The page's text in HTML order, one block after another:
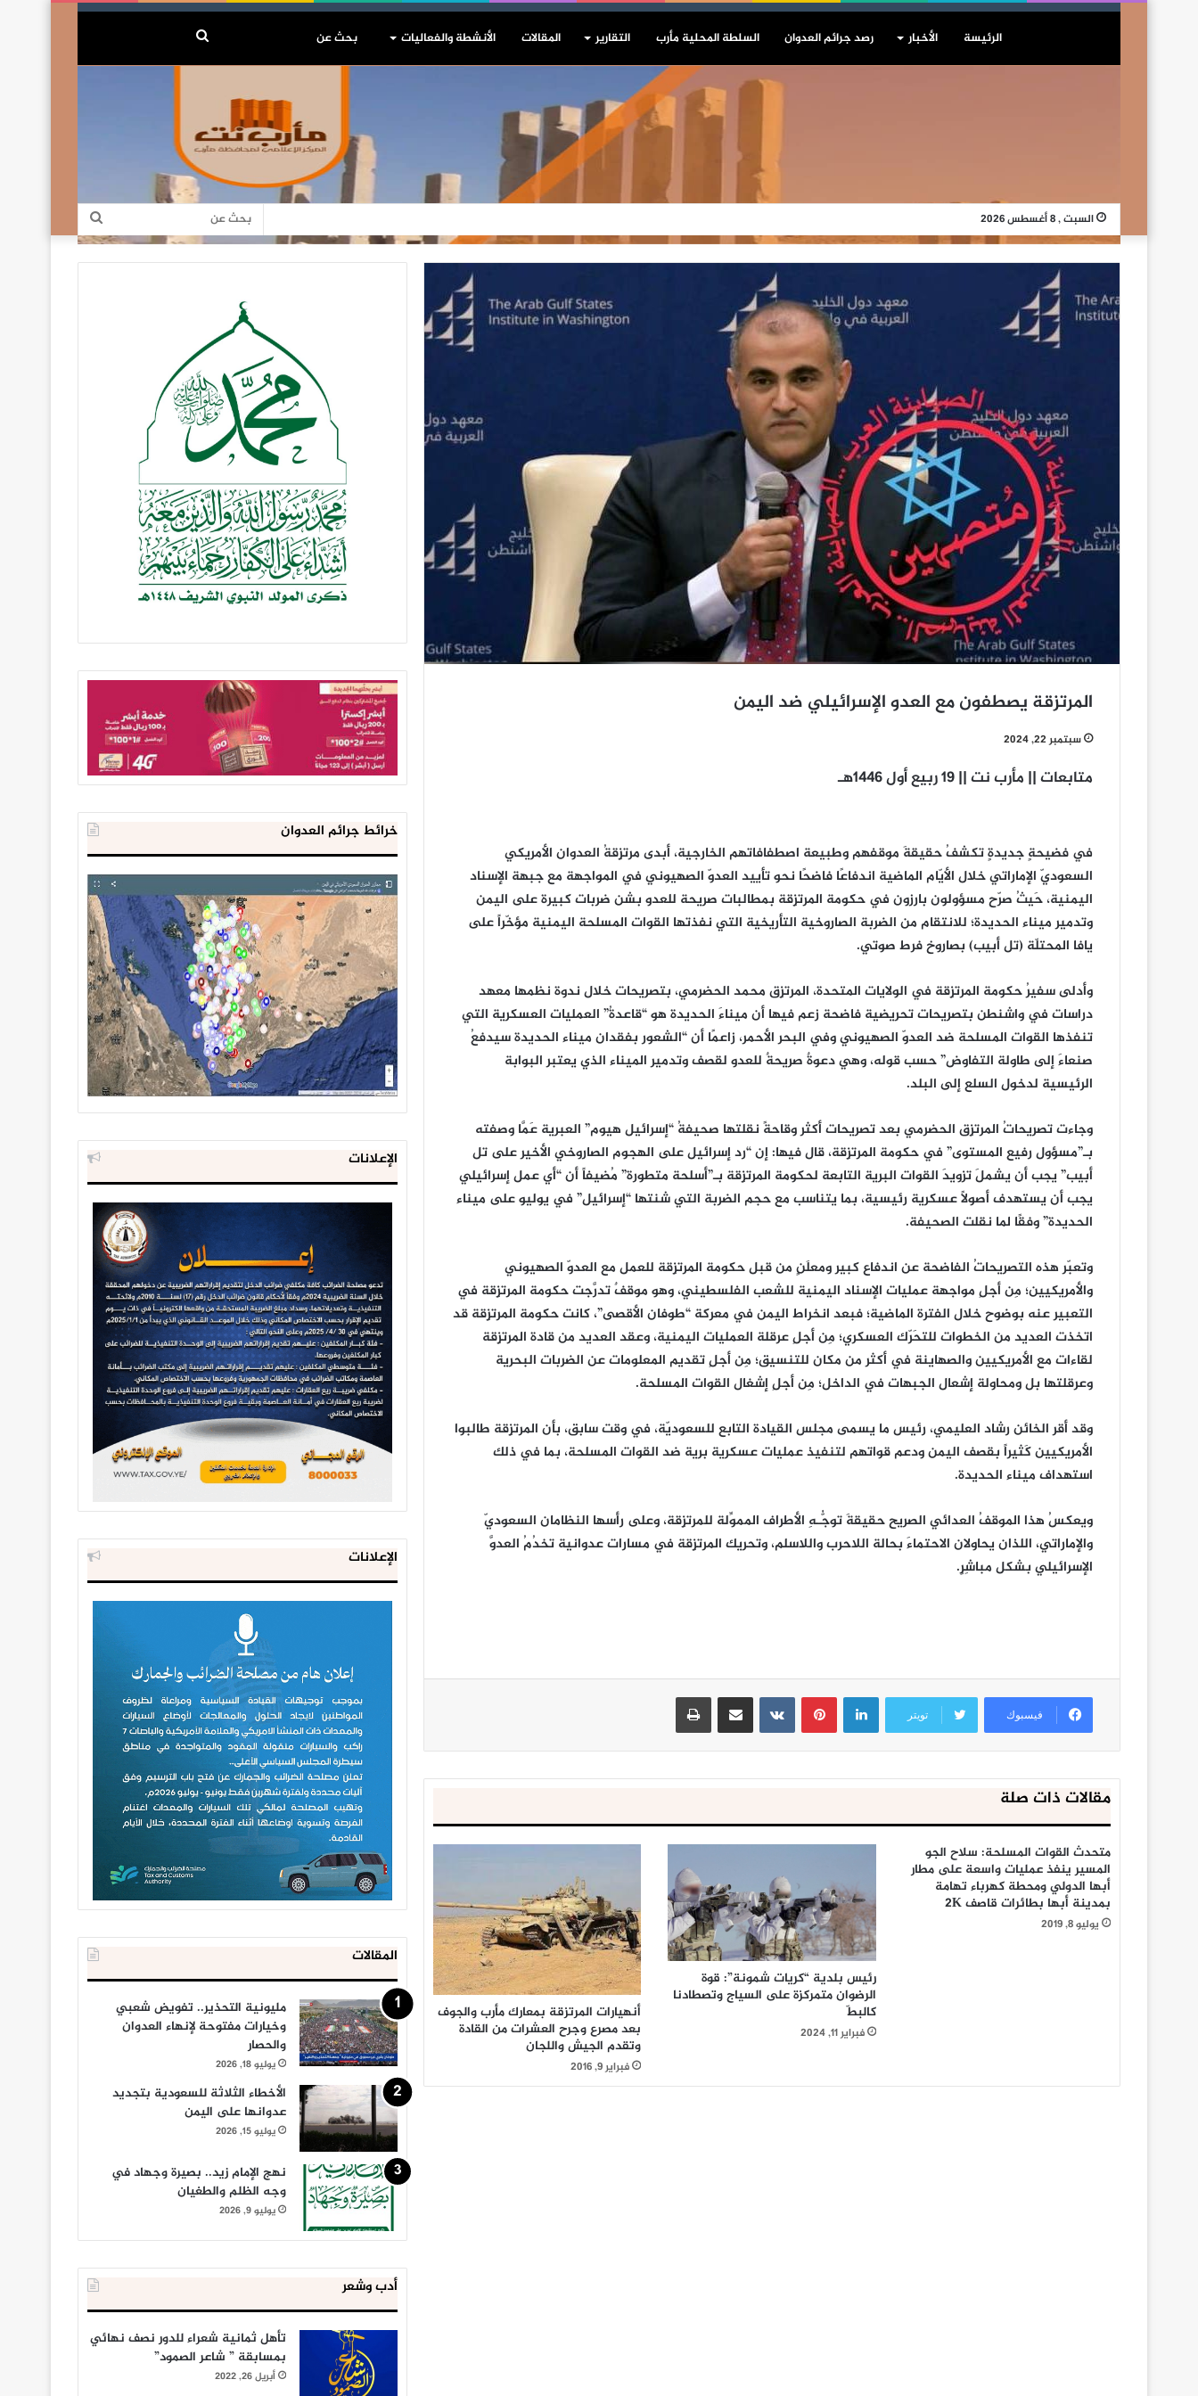
الرئيسة الأخبار رصد جرائم العدوان السلطة المحلية مأرب التقارير المقالات الأنشطة والفعاليات بحث
السبت , 8 أغسطس 2026
بحث
عن
المرتزقة يصطفون مع العدو الإسرائيلي ضد اليمن
سبتمبر 22, 2024
متابعات || مأرب نت || 19 ربيع أول 1446ه‍ـ
في فضيحةٍ جديدةٍ تكشفُ حقيقةَ موقفهم وطبيعة اصطفافاتهم الخارجية، أبدى مرتزِقةُ العدوان الأمريكي
السعوديّ الإماراتي خلال الأيّام الماضية اندفاعًا فاضحًا نحو تأييد العدوّ الصهيوني في المواجهة مع جبهة الإسناد
اليمنية، حَيثُ صرّح مسؤولون بارزون في حكومة المرتزِقة بمطالبات صريحة للعدو بشن ضربات كبيرة على اليمن
وتدمير ميناء الحديدة؛ للانتقام من الضربة الصاروخية التأريخية التي نفذتها القوات المسلحة اليمنية مؤخّراً على
يافا المحتلّة (تل أبيب) بصاروخ فرط صوتي.
وأدلى سفيرُ حكومة المرتزِقة في الولايات المتحدة، المرتزِق محمد الحضرمي، بتصريحات خلال ندوة نظمها معهد
دراسات في واشنطن بتصريحات تحريضية فاضحة زعم فيها أن ميناءَ الحديدة هو “قاعدةُ” العمليات العسكرية التي
تنفذها القوات المسلحة ضد العدوّ الصهيوني وفي البحر الأحمر، زاعمًا أن “الشعور بفقدان ميناء الحديدة سيدفعُ
صنعاءَ إلى طاولة التفاوض” حسب قوله، وهي دعوةٌ صريحةٌ للعدو لقصف وتدمير الميناء الذي يعتبر البوابة
الرئيسية لدخول السلع إلى البلد.
وجاءت تصريحاتُ المرتزِق الحضرمي بعد تصريحات أكثر وقاحةً نقلتها صحيفةُ “إسرائيل هيوم” العبرية عَمَّا وصفته
بـ”مسؤول رفيع المستوى” في حكومة المرتزِقة، قال فيها: إن “رد إسرائيل على الهجوم الصاروخي الأخير على تل
أبيب” يجب أن يشملَ تزويدَ القوات البرية التابعة لحكومة المرتزِقة بـ”أسلحة متطورة” مُضيفاً أن “أي عمل إسرائيلي
يجب أن يستهدف أصولاً عسكرية رئيسية، بما يتناسب مع حجم الضربة التي شنتها “إسرائيل” في يوليو على ميناء
الحديدة” وفقًا لما نقلت الصحيفة.
وتعبّر هذه التصريحاتُ الفاضحة عن اندفاع كبير ومعلَنٍ من قبل حكومة المرتزِقة للعمل مع العدوّ الصهيوني
والأمريكيين؛ مِن أجلِ مواجهة عمليات الإسناد اليمنية للشعب الفلسطيني، وهو موقفٌ تدرَّجت حكومة المرتزِقة في
التعبير عنه بوضوح خلال الفترة الماضية؛ فبعد انخراط اليمن في معركة “طوفان الأقصى”، كانت حكومة المرتزِقة قد
اتخذت العديد من الخطوات للتحَرّك العسكري؛ مِن أجلِ عرقلة العمليات اليمنية، وعقد العديد من قادة المرتزِقة
لقاءات مع الأمريكيين والصهاينة في أكثر من مكان للتنسيق؛ مِن أجلِ تقديم المعلومات عن الضربات البحرية
وعرقلتها بل ومحاولة إشعال الجبهات في الداخل؛ مِن أجلِ إشغال القوات المسلحة.
وقد أقر الخائن رشاد العليمي، رئيس ما يسمى مجلس القيادة التابع للسعوديّة، في وقت سابق، بأن المرتزِقة طالبوا
الأمريكيين كَثيراً بقصف اليمن ودعم قواتهم لتنفيذ عمليات عسكرية برية ضد القوات المسلحة، بما في ذلك
استهداف ميناء الحديدة.
ويعكسُ هذا الموقفُ العدائي الصريح حقيقةَ توجُّـهِ الأطراف المموِّلة للمرتزِقة، وعلى رأسها النظامان السعوديّ
والإماراتي، اللذان يحاولان الاحتماءَ بحالة اللاحرب واللاسلم، وتحريك المرتزِقة في مسارات عدوانية تخدُمُ العدوَّ
الإسرائيلي بشكل مباشِرٍ.
فيسبوك تويتر
لينكدإنبينتيريست مشاركة عبر البريد طباعة
مقالات ذات صلة
متحدث القوات المسلحة: سلاح الجو
المسير ينفذ عمليات واسعة على مطار
أبها الدولي ومحطة كهرباء تهامة
بمدينة أبها بطائرات قاصف 2K
يوليو 8, 2019
رئيس بلدية “كريات شمونة”: قوة
الرضوان متمركزة على السياج وتصطادنا
كالبطّ
فبراير 11, 2024
أنهيارات المرتزقة بمعارك مأرب والجوف
بعد مصرع وجرح العشرات من القادة
وتقدم الجيش واللجان
فبراير 9, 2016
خرائط جرائم العدوان
الإعلانات
الإعلانات
المقالات
مليونية التحذير.. تفويض شعبي
وخيارات مفتوحة لإنهاء العدوان
والحصار
يوليو 18, 2026
الأخطاء الثلاثة للسعودية بتجديد
عدوانها على اليمن
يوليو 15, 2026
نهج الإمام زيد.. بصيرة وجهاد في
وجه الظلم والطغيان
يوليو 9, 2026
أدب وشعر
تأهل ثمانية شعراء للدور نصف نهائي
بمسابقة ” شاعر الصمود”
أبريل 26, 2022